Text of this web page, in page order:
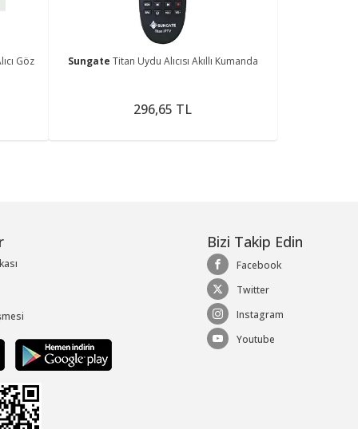
Göz Sungate Titan Uydu Alıcısı Akıllı Kumanda
296,65 TL
Bizi Takip Edin
Facebook
Twitter
Instagram
Youtube